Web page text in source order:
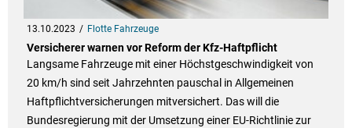
13.10.2023 Flotte Fahrzeuge
Versicherer warnen vor Reform der Kfz-Haftpflicht
Langsame Fahrzeuge mit einer Höchstgeschwindigkeit von
20 km/h sind seit Jahrzehnten pauschal in Allgemeinen
Haftpflichtversicherungen mitversichert. Das will die
Bundesregierung mit der Umsetzung einer EU-Richtlinie zur